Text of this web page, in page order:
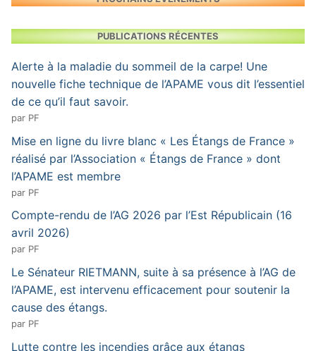
PUBLICATIONS RÉCENTES
Alerte à la maladie du sommeil de la carpe! Une
nouvelle fiche technique de l’APAME vous dit l’essentiel
de ce qu’il faut savoir.
par PF
Mise en ligne du livre blanc « Les Étangs de France »
réalisé par l’Association « Étangs de France » dont
l’APAME est membre
par PF
Compte-rendu de l’AG 2026 par l’Est Républicain (16
avril 2026)
par PF
Le Sénateur RIETMANN, suite à sa présence à l’AG de
l’APAME, est intervenu efficacement pour soutenir la
cause des étangs.
par PF
Lutte contre les incendies grâce aux étangs